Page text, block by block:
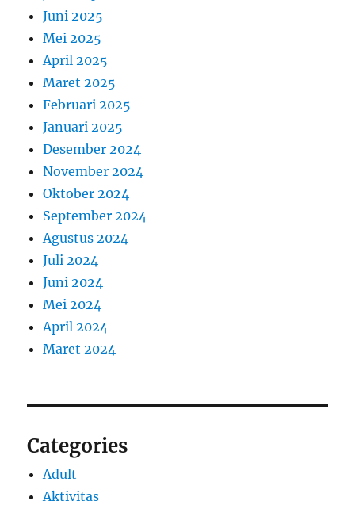
Juni 2025
Mei 2025
April 2025
Maret 2025
Februari 2025
Januari 2025
Desember 2024
November 2024
Oktober 2024
September 2024
Agustus 2024
Juli 2024
Juni 2024
Mei 2024
April 2024
Maret 2024
Categories
Adult
Aktivitas